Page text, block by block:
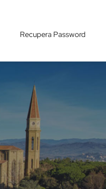
Recupera Password